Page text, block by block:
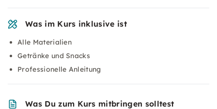
Was im Kurs inklusive ist
Alle Materialien
Getränke und Snacks
Professionelle Anleitung
Was Du zum Kurs mitbringen solltest